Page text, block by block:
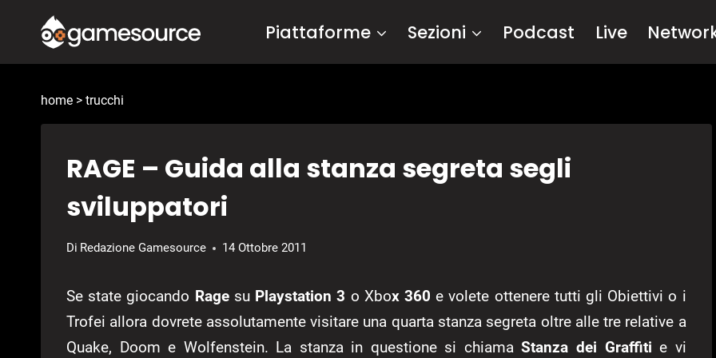
contenuto
Piattaforme Sezioni Podcast Live
home > trucchi
RAGE – Guida alla stanza segreta segli
sviluppatori
Di Redazione Gamesource 14 Ottobre 2011
Se state giocando Rage su Playstation 3 o Xbox 360e volete ottenere tutti gli Obiettivi o i
Trofei allora dovrete assolutamente visitare una quarta stanza segreta oltre alle tre relative a
Quake, Doom e Wolfenstein. La stanza in questione si chiamaStanza dei Graffitie vi